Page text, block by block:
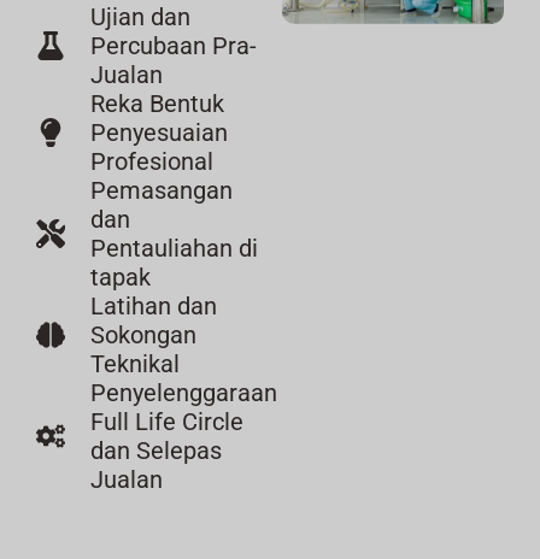
Ujian dan
Percubaan Pra-
Jualan
Reka Bentuk
Penyesuaian
Profesional
Pemasangan
dan
Pentauliahan di
tapak
Latihan dan
Sokongan
Teknikal
Penyelenggaraan
Full Life Circle
dan Selepas
Jualan